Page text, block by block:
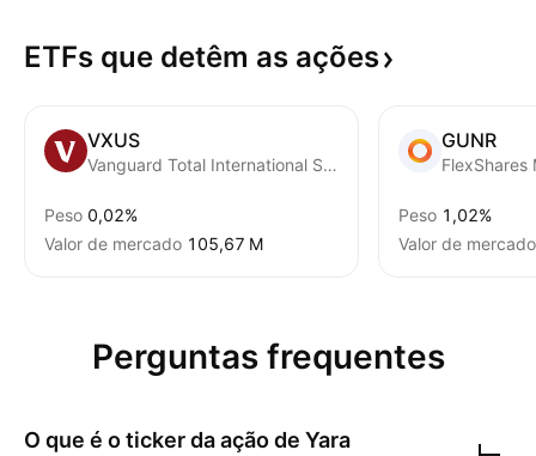
ETFs que detêm as ações
VXUS
Vanguard Total International Stock ETF
Peso 0,02%
Valor de mercado ‪105,67 M‬
GUNR
Peso 1,02%
Valor de mercado
Perguntas frequentes
O que é o ticker da ação de Yara